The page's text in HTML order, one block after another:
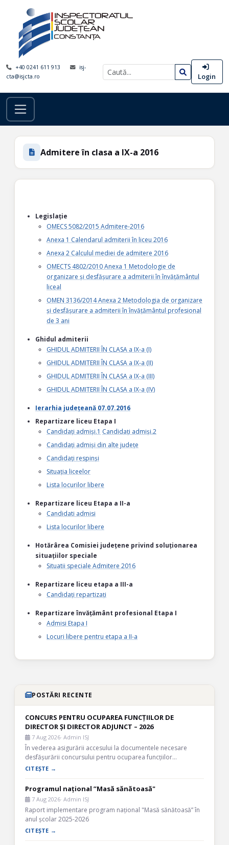
+40 0241 611 913
isj-
cta@isjcta.ro
Login
Admitere în clasa a IX-a 2016
Legislație
OMECS 5082/2015 Admitere-2016
Anexa 1 Calendarul admiterii în liceu 2016
Anexa 2 Calculul mediei de admitere 2016
OMECTS 4802/2010 Anexa 1 Metodologie de
organizare și desfășurare a admiterii în învățământul
liceal
OMEN 3136/2014 Anexa 2 Metodologia de organizare
și desfășurare a admiterii în învățământul profesional
de 3 ani
Ghidul admiterii
GHIDUL ADMITERII ÎN CLASA a IX-a (I)
GHIDUL ADMITERII ÎN CLASA a IX-a (II)
GHIDUL ADMITERII ÎN CLASA a IX-a (III)
GHIDUL ADMITERII ÎN CLASA a IX-a (IV)
Ierarhia județeană 07.07.2016
Repartizare liceu Etapa I
Candidați admiși.1 Candidați admiși.2
Candidați admiși din alte județe
Candidați respinși
Situația liceelor
Lista locurilor libere
Repartizare liceu Etapa a II-a
Candidati admisi
Lista locurilor libere
Hotărârea Comisiei județene privind soluționarea
situațiilor speciale
Situatii speciale Admitere 2016
Repartizare liceu etapa a III-a
Candidați repartizați
Repartizare învățământ profesional Etapa I
Admisi Etapa I
Locuri libere pentru etapa a II-a
POSTĂRI RECENTE
CONCURS PENTRU OCUPAREA FUNCȚIILOR DE
DIRECTOR ȘI DIRECTOR ADJUNCT – 2026
7 Aug 2026· Admin ISJ
În vederea asigurării accesului la documentele necesare
desfășurării concursului pentru ocuparea funcțiilor…
CITEȘTE →
Programul național ”Masă sănătoasă"
7 Aug 2026· Admin ISJ
Raport implementare program național "Masă sănătoasă” în
anul școlar 2025-2026
CITEȘTE →